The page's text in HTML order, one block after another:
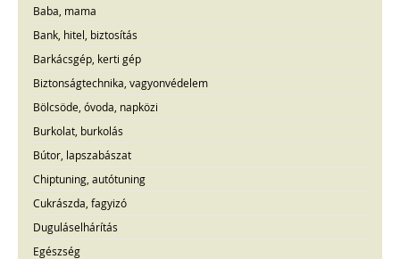
Baba, mama
Bank, hitel, biztosítás
Barkácsgép, kerti gép
Biztonságtechnika, vagyonvédelem
Bölcsöde, óvoda, napközi
Burkolat, burkolás
Bútor, lapszabászat
Chiptuning, autótuning
Cukrászda, fagyizó
Duguláselhárítás
Egészség